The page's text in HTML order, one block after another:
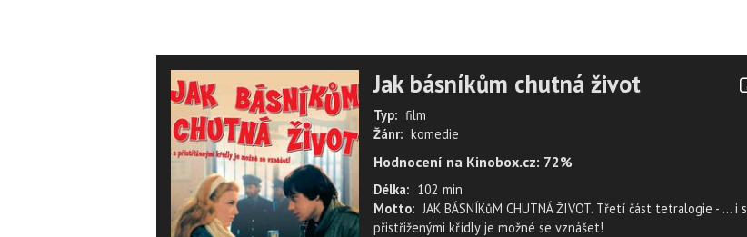
Jak básníkům chutná život
Typ: film
Žánr: komedie
Hodnocení na Kinobox.cz: 72%
Délka: 102 min
Motto: JAK BÁSNÍKůM CHUTNÁ ŽIVOT. Třetí část tetralogie - ... i s
přistřiženými křídly je možné se vznášet!